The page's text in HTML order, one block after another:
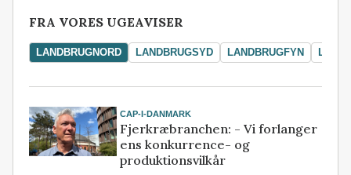
FRA VORES UGEAVISER
LANDBRUGNORD LANDBRUGSYD LANDBRUGFYN
CAP-I-DANMARK
Fjerkræbranchen: - Vi forlanger
ens konkurrence- og
produktionsvilkår